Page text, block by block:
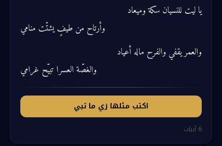
يا ليت للنسيان سكة وميعاد
وأرتاح من طيفٍ يشتّت منامي
والعمر يقفي والفرح ماله أعياد
والغصّة العسرا تبيّح غرامي
اكتب مثلها زي ما تبي
6 أبيات